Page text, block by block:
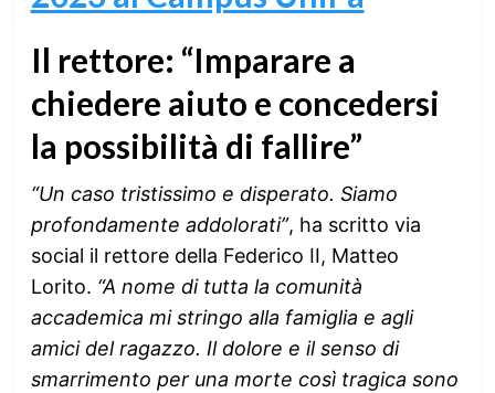
Il rettore: “Imparare a
chiedere aiuto e concedersi
la possibilità di fallire”
“Un caso tristissimo e disperato. Siamo
profondamente addolorati”, ha scritto via
social il rettore della Federico II, Matteo
Lorito. “A nome di tutta la comunità
accademica mi stringo alla famiglia e agli
amici del ragazzo. Il dolore e il senso di
smarrimento per una morte così tragica sono